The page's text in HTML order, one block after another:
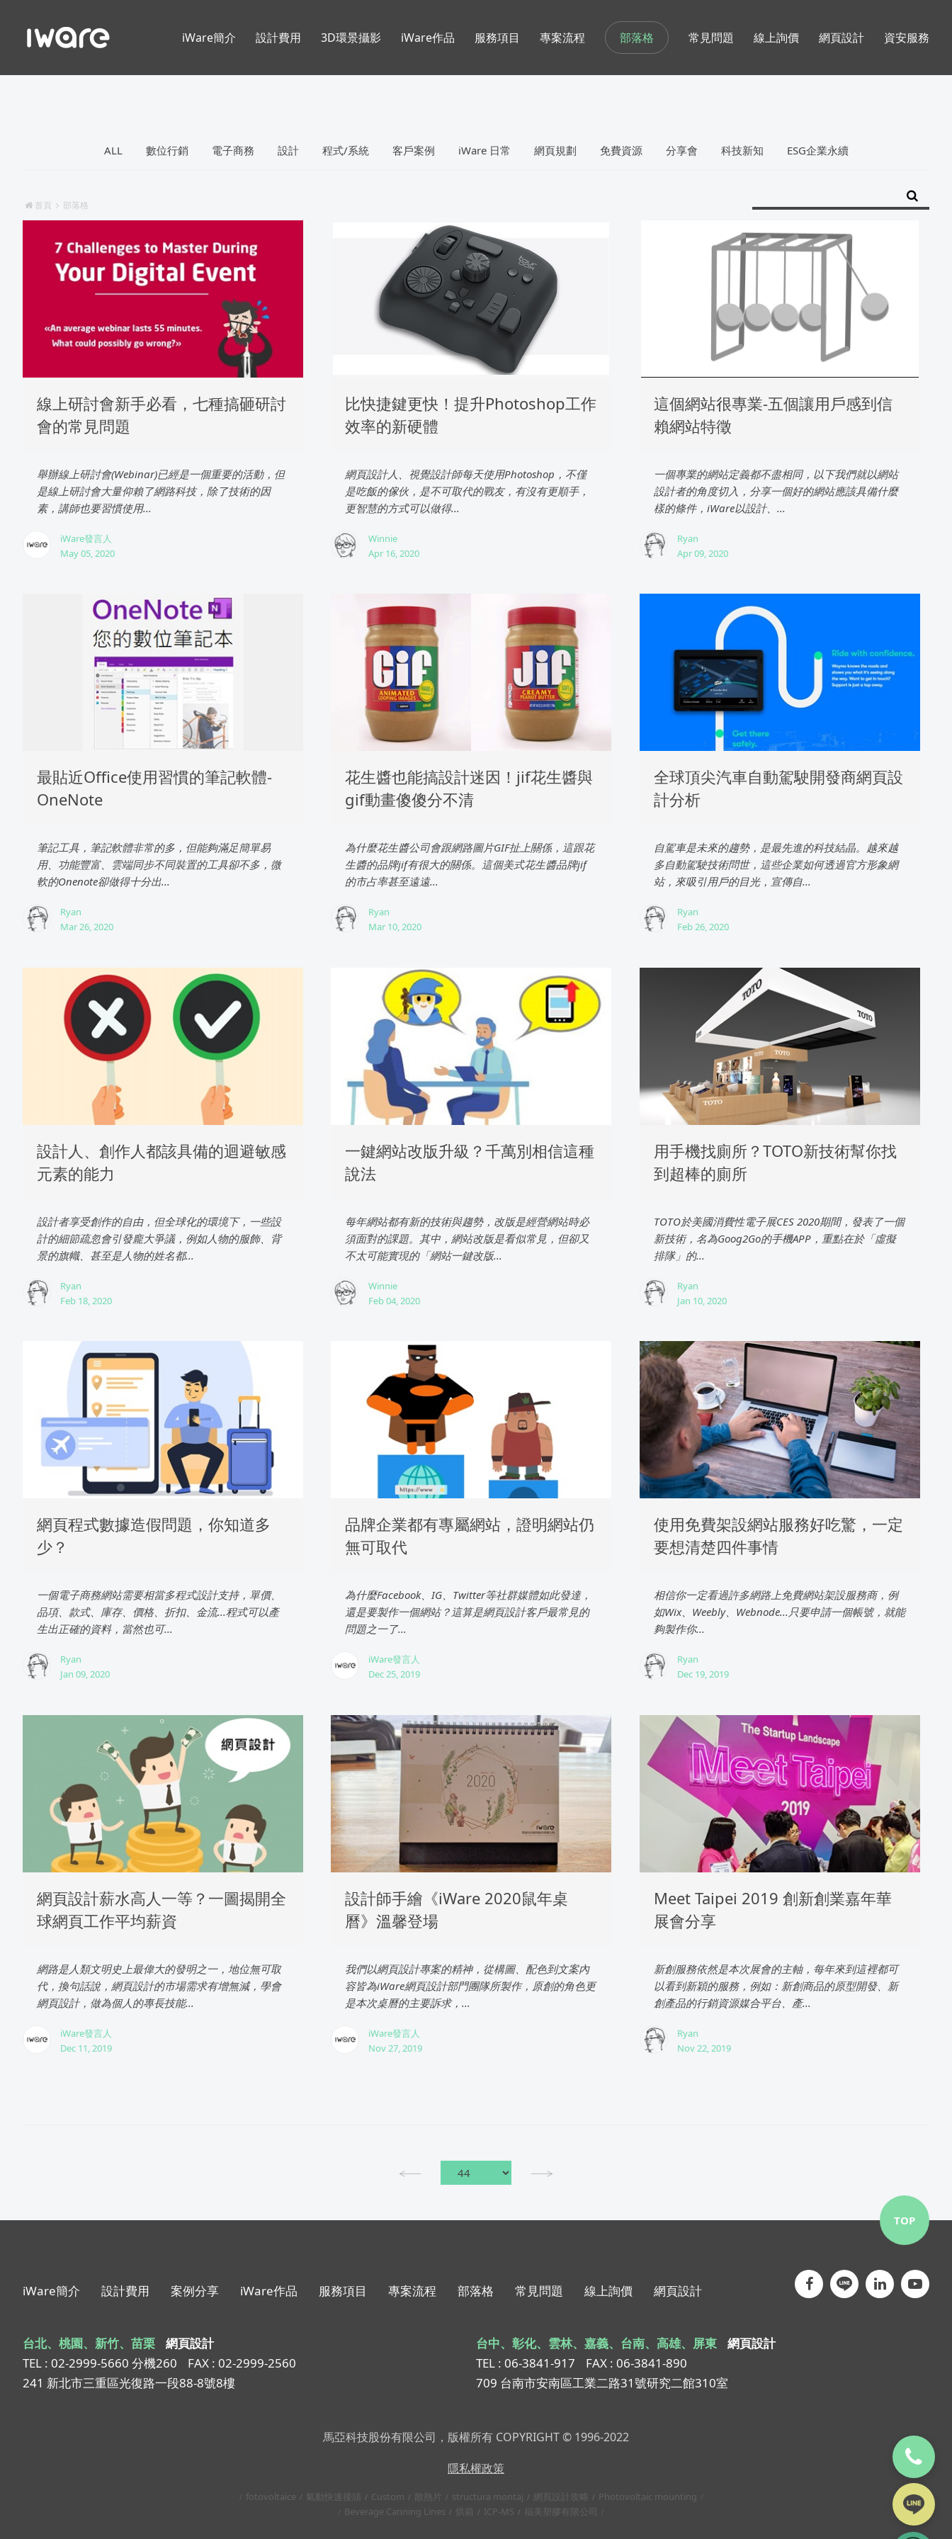
部落格
ALL 數位行銷 電子商務 設計 程式/系統 客戶案例 iWare 日常 網頁規劃 免費資源 分享會 科技新知 ESG企業永續
首頁 部落格
線上研討會新手必看，七種搞砸研討
會的常見問題
舉辦線上研討會(Webinar)已經是一個重要的活動，但
是線上研討會大量仰賴了網路科技，除了技術的因
素，講師也要習慣使用...
iWare發言人
May 05, 2020
比快捷鍵更快！提升Photoshop工作
效率的新硬體
網頁設計人、視覺設計師每天使用Photoshop，不僅
是吃飯的傢伙，是不可取代的戰友，有沒有更順手，
更智慧的方式可以做得...
Winnie
Apr 16, 2020
這個網站很專業-五個讓用戶感到信
賴網站特徵
一個專業的網站定義都不盡相同，以下我們就以網站
設計者的角度切入，分享一個好的網站應該具備什麼
樣的條件，iWare以設計、...
Ryan
Apr 09, 2020
最貼近Office使用習慣的筆記軟體-
OneNote
筆記工具，筆記軟體非常的多，但能夠滿足簡單易
用、功能豐富、雲端同步不同裝置的工具卻不多，微
軟的Onenote卻做得十分出...
Ryan
Mar 26, 2020
花生醬也能搞設計迷因！jif花生醬與
gif動畫傻傻分不清
為什麼花生醬公司會跟網路圖片GIF扯上關係，這跟花
生醬的品牌jif有很大的關係。這個美式花生醬品牌jif
的市占率甚至遠遠...
Ryan
Mar 10, 2020
全球頂尖汽車自動駕駛開發商網頁設
計分析
自駕車是未來的趨勢，是最先進的科技結晶。越來越
多自動駕駛技術問世，這些企業如何透過官方形象網
站，來吸引用戶的目光，宣傳自...
Ryan
Feb 26, 2020
設計人、創作人都該具備的迴避敏感
元素的能力
設計者享受創作的自由，但全球化的環境下，一些設
計的細節疏忽會引發龐大爭議，例如人物的服飾、背
景的旗幟、甚至是人物的姓名都...
Ryan
Feb 18, 2020
一鍵網站改版升級？千萬別相信這種
說法
每年網站都有新的技術與趨勢，改版是經營網站時必
須面對的課題。其中，網站改版是看似常見，但卻又
不太可能實現的「網站一鍵改版...
Winnie
Feb 04, 2020
用手機找廁所？TOTO新技術幫你找
到超棒的廁所
TOTO於美國消費性電子展CES 2020期間，發表了一個
新技術，名為Goog2Go的手機APP，重點在於「虛擬
排隊」的...
Ryan
Jan 10, 2020
網頁程式數據造假問題，你知道多
少？
一個電子商務網站需要相當多程式設計支持，單價、
品項、款式、庫存、價格、折扣、金流...程式可以產
生出正確的資料，當然也可...
Ryan
Jan 09, 2020
品牌企業都有專屬網站，證明網站仍
無可取代
為什麼Facebook、IG、Twitter等社群媒體如此發達，
還是要製作一個網站？這算是網頁設計客戶最常見的
問題之一了...
iWare發言人
Dec 25, 2019
使用免費架設網站服務好吃驚，一定
要想清楚四件事情
相信你一定看過許多網路上免費網站架設服務商，例
如Wix、Weebly、Webnode...只要申請一個帳號，就能
夠製作你...
Ryan
Dec 19, 2019
網頁設計薪水高人一等？一圖揭開全
球網頁工作平均薪資
網路是人類文明史上最偉大的發明之一，地位無可取
代，換句話說，網頁設計的市場需求有增無減，學會
網頁設計，做為個人的專長技能...
iWare發言人
Dec 11, 2019
設計師手繪《iWare 2020鼠年桌
曆》溫馨登場
我們以網頁設計專案的精神，從構圖、配色到文案內
容皆為iWare網頁設計部門團隊所製作，原創的角色更
是本次桌曆的主要訴求，...
iWare發言人
Nov 27, 2019
Meet Taipei 2019 創新創業嘉年華
展會分享
新創服務依然是本次展會的主軸，每年來到這裡都可
以看到新穎的服務，例如：新創商品的原型開發、新
創產品的行銷資源媒合平台、產...
Ryan
Nov 22, 2019
iWare簡介 設計費用 案例分享 iWare作品 服務項目 專案流程 部落格 常見問題 線上詢價 網頁設計
台北、桃園、新竹、苗栗
網頁設計
TEL : 02-2999-5660 分機260
FAX : 02-2999-2560
241 新北市三重區光復路一段88-8號8樓
台中、彰化、雲林、嘉義、台南、高雄、屏東
網頁設計
TEL : 06-3841-917
FAX : 06-3841-890
709 台南市安南區工業二路31號研究二館310室
馬亞科技股份有限公司，版權所有 COPYRIGHT © 1996-2022
隱私權政策
fotovoltaice 氣動快速接頭 Custom 散熱片 structura montaj 網頁設計攻略
Photovoltaic mounting
Beverage Canning Lines
烘箱 ICP-MS 福美塑膠有限公司
TOP